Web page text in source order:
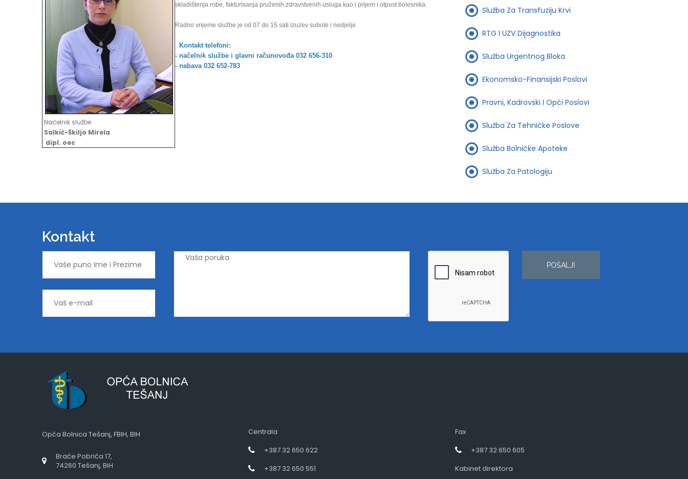
Načelnik službe
Salkić-Škiljo Mirela
dipl. oec
skladištenja robe, fakturisanja pruženih zdravstvenih usluga kao i prijem i otpust bolesnika.
Radno vrijeme službe je od 07 do 15 sati izuzev subote i nedjelje.
Kontakt telefoni:
- načelnik službe i glavni računovođa 032 656-310
- nabava 032 652-783
Služba Za Transfuziju Krvi
RTG I UZV Dijagnostika
Služba Urgentnog Bloka
Ekonomsko-Finansijski Poslovi
Pravni, Kadrovski I Opći Poslovi
Služba Za Tehničke Poslove
Služba Bolničke Apoteke
Služba Za Patologiju
Kontakt
POŠALJI
Opća Bolnica Tešanj, FBIH, BIH
Braće Pobrića 17,
74260 Tešanj, BiH
Centrala
+387 32 650 622
+387 32 650 551
Fax
+387 32 650 605
Kabinet direktora